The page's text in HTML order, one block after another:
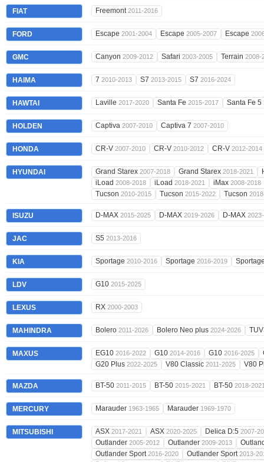
FIAT Freemont2011-2016
FORD Escape 2001-2004 Escape 2005-2007 Escape
GMC Canyon 2009-2012 Safari 2003-2005 Terrain 2008-
HAIMA 7 2010-2013 S7 2013-2015 S7 2016-2024
HAWTAI Laville 2017-2020 Santa Fe 2015-2017 Santa Fe 5
HOLDEN Captiva 2007-2010 Captiva 7 2007-2010
HONDA CR-V 2007-2010 CR-V 2010-2012 CR-V 2012-2014
HYUNDAI Grand Starex 2007-2018 Grand Starex 2018-2021
iLoad 2008-2018 iLoad 2018-2021 iMax 2008-2018
Tucson 2010-2015 Tucson 2015-2022 Tucson
ISUZU D-MAX 2015-2025 D-MAX 2019-2026 D-MAX
JAC S5 2013-2016
KIA Sportage 2010-2016 Sportage 2016-2019
LDV G10 2015-2025
LEXUS RX 2000-2003
MAHINDRA Bolero 2011-2026 Bolero Neo plus 2024-2026
MAXUS EG10 2016-2022 G10 2014-2016 G10 2016-2025
G20 Plus 2022-2025 V80 Classic 2011-2025 V80
MAZDA BT-50 2011-2015 BT-50 2015-2021 BT-50 2018-
MERCURY Marauder 1963-1965 Marauder 1969-1970
MITSUBISHI ASX 2017-2021 ASX 2020-2025 Delica D:5 2007-
Outlander 2005-2012 Outlander 2009-2013
Outlander Sport2016-2020 Outlander Sport2013-